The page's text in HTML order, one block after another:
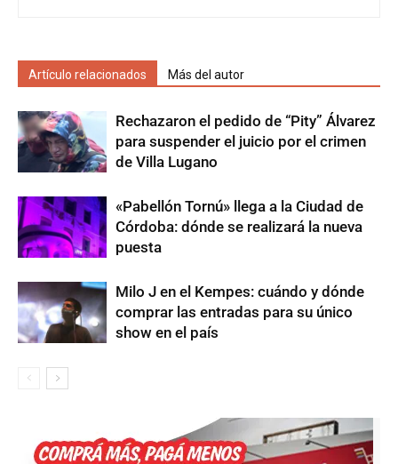
Artículo relacionados Más del autor
Rechazaron el pedido de “Pity” Álvarez
para suspender el juicio por el crimen
de Villa Lugano
«Pabellón Tornú» llega a la Ciudad de
Córdoba: dónde se realizará la nueva
puesta
Milo J en el Kempes: cuándo y dónde
comprar las entradas para su único
show en el país